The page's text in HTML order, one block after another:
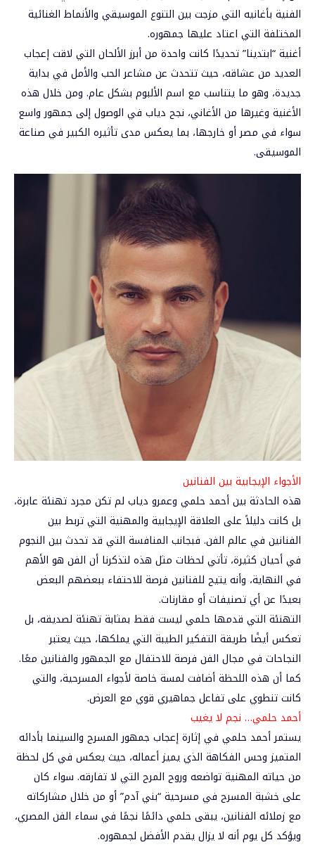
الفنية بأغانيه التي مزجت بين التنوع الموسيقي والأنماط الغنائية
المختلفة التي اعتاد عليها جمهوره.
أغنية “ابتدينا” تحديدًا كانت واحدة من أبرز الألحان التي لاقت إعجاب
العديد من عشاقه، حيث تتحدث عن مشاعر الحب والأمل في بداية
جديدة، وهو ما يتناسب مع اسم الألبوم بشكل عام. ومن خلال هذه
الأغنية وغيرها من الأغاني، نجح دياب في الوصول إلى جمهور واسع
سواء في مصر أو خارجها، بما يعكس مدى تأثيره الكبير في صناعة
الموسيقى.
الأجواء الإيجابية بين الفنانين
هذه الحادثة بين أحمد حلمي وعمرو دياب لم تكن مجرد تهنئة عابرة،
بل كانت دليلاً على العلاقة الإيجابية والمهنية التي تربط بين
الفنانين في عالم الفن. فبجانب المنافسة التي قد تحدث بين النجوم
في أحيان كثيرة، تأتي لحظات مثل هذه لتذكرنا أن الفن هو الأهم
في النهاية، وأنه يتيح للفنانين فرصة للاحتفاء ببعضهم البعض
بعيدًا عن أي تصنيفات أو مقارنات.
التهنئة التي قدمها حلمي ليست فقط بمثابة تهنئة لصديقه، بل
تعكس أيضًا طريقة التفكير الطيبة التي يملكها، حيث يعتبر
النجاحات في مجال الفن فرصة للاحتفال مع الجمهور والفنانين معًا.
كما أن هذه اللحظة أضافت لمسة خاصة لأجواء المسرحية، والتي
كانت تنطوي على تفاعل جماهيري قوي مع العرض.
أحمد حلمي… نجم لا يغيب
يستمر أحمد حلمي في إثارة إعجاب جمهور المسرح والسينما بأدائه
المتميز وحس الفكاهة الذي يميز أعماله، حيث يعكس في كل لحظة
من حياته المهنية تواضعه وروح المرح التي لا تفارقه. سواء كان
على خشبة المسرح في مسرحية “بني آدم” أو من خلال مشاركاته
مع زملائه الفنانين، يبقى حلمي دائمًا نجمًا في سماء الفن المصري،
ويؤكد كل يوم أنه لا يزال يقدم الأفضل لجمهوره.